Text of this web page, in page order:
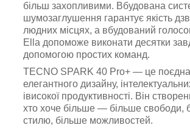
більш захопливими. Вбудована
шумозаглушення гарантує якість
людних місцях, а вбудований
Ella допоможе виконати десятки
допомогою простих команд.
TECNO SPARK 40 Pro+ — це
елегантного дизайну,
івисокої продуктивності. Він
хто хоче більше — більше свободи,
стилю, більше можливостей.